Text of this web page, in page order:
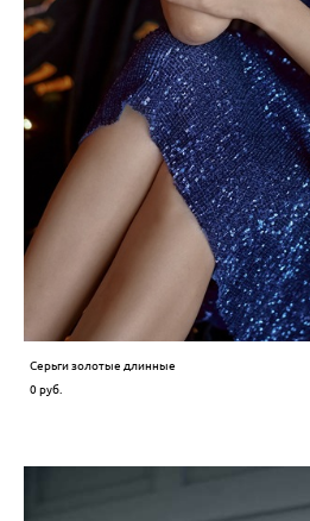
Серьги золотые длинные
0 pуб.